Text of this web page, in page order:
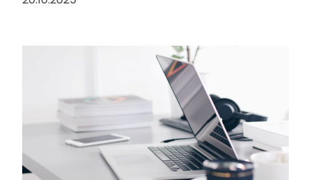
Безпека хостингу для сайту в Україні?